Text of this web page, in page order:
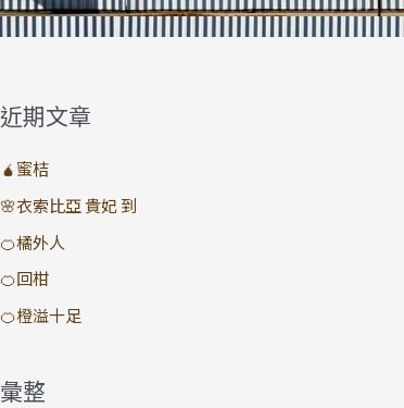
近期文章
🧉蜜桔
🌸衣索比亞 貴妃 到
🍊橘外人
🍊回柑
🍊橙溢十足
彙整